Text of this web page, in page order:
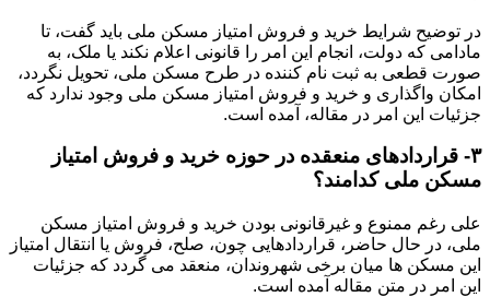
در توضیح شرایط خرید و فروش امتیاز مسکن ملی باید گفت، تا
مادامی که دولت، انجام این امر را قانونی اعلام نکند یا ملک، به
صورت قطعی به ثبت نام کننده در طرح مسکن ملی، تحویل نگردد،
امکان واگذاری و خرید و فروش امتیاز مسکن ملی وجود ندارد که
جزئیات این امر در مقاله، آمده است.
۳- قراردادهای منعقده در حوزه خرید و فروش امتیاز
مسکن ملی کدامند؟
علی رغم ممنوع و غیرقانونی بودن خرید و فروش امتیاز مسکن
ملی، در حال حاضر، قراردادهایی چون، صلح، فروش یا انتقال امتیاز
این مسکن ها میان برخی شهروندان، منعقد می گردد که جزئیات
این امر در متن مقاله آمده است.